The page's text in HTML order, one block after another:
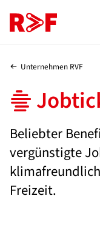
Unternehmen RVF
Beliebter
vergünstigte
Freizeit.